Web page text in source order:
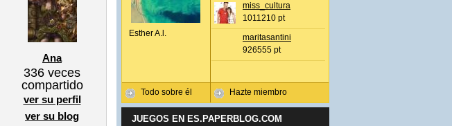
Ana
336 veces
compartido
ver su perfil
ver su blog
Esther A.l.
Todo sobre él
miss_cultura
1011210 pt
maritasantini
926555 pt
Hazte miembro
JUEGOS EN ES.PAPERBLOG.COM